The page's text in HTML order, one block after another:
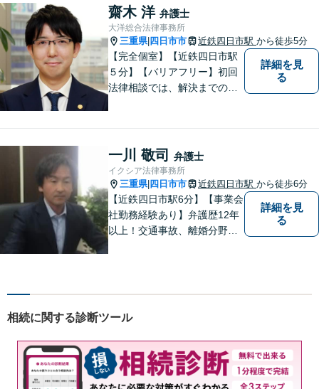
刑事事件全般】双方ともに納
得する解決を目指します【交
通事故】示談金の増額に向け
尽力
齋木 洋 弁護士
大洋総合法律事務所
三重県| 四日市市 近鉄四日市駅 から徒歩5分
【完全個室】【近鉄四日市駅
５分】【バリアフリー】初回
法律相談では、解決までの流
企業法務・顧問弁護士
詳細を見
る
一川 敬司 弁護士
イクシア法律事務所
三重県| 四日市市 近鉄四日市駅 から徒歩6分
【近鉄四日市駅6分】【事業会
社勤務経験あり】弁護歴12年
以上！交通事故、離婚分野に
す。明瞭会計を心がけていま
を！
詳細を見
る
相続に関する診断ツール